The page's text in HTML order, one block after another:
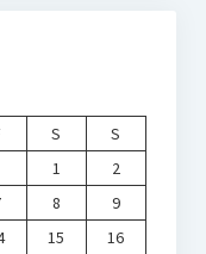
S
S
1
2
8
9
15 16